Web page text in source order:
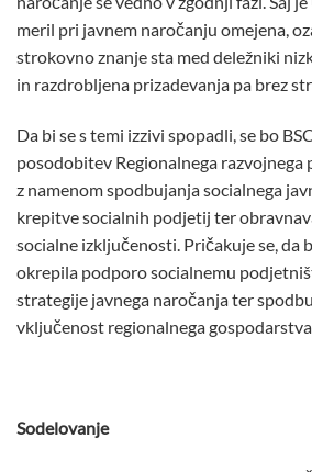
meril pri javnem naročanju omejena,
strokovno znanje sta med deležniki
in razdrobljena prizadevanja pa brez
Da bi se s temi izzivi spopadli, se bo
posodobitev Regionalnega
z namenom spodbujanja socialnega
krepitve socialnih podjetij ter
socialne izključenosti. Pričakuje se, da
okrepila podporo socialnemu
strategije javnega naročanja ter
vključenost regionalnega
Sodelovanje